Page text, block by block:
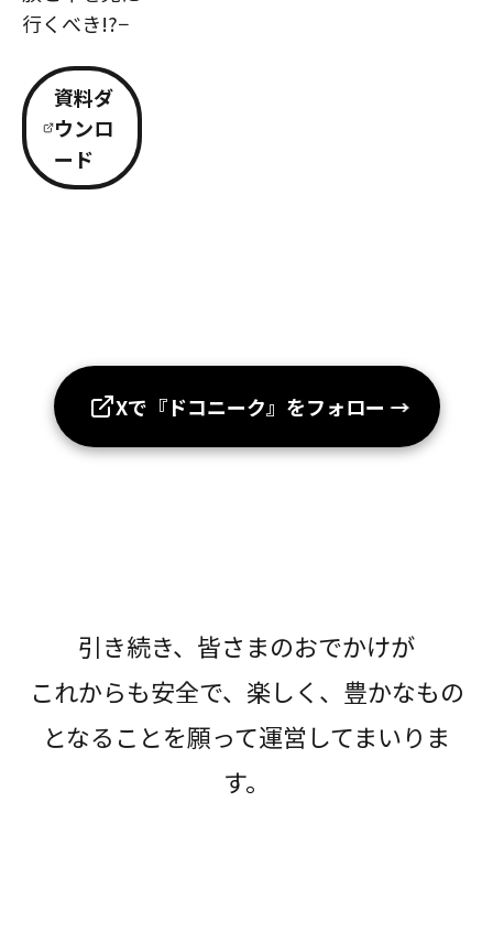
行くべき!?−
資料ダ
ウンロ
ード
Xで『ドコニーク』をフォロー →
引き続き、皆さまのおでかけが
これからも安全で、楽しく、豊かなもの
となることを願って運営してまいりま
す。